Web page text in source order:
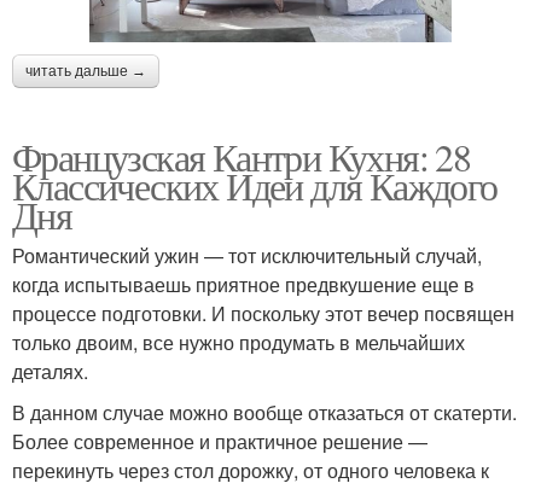
читать дальше →
Французская Кантри Кухня: 28
Классических Идеи для Каждого
Дня
Романтический ужин — тот исключительный случай,
когда испытываешь приятное предвкушение еще в
процессе подготовки. И поскольку этот вечер посвящен
только двоим, все нужно продумать в мельчайших
деталях.
В данном случае можно вообще отказаться от скатерти.
Более современное и практичное решение —
перекинуть через стол дорожку, от одного человека к